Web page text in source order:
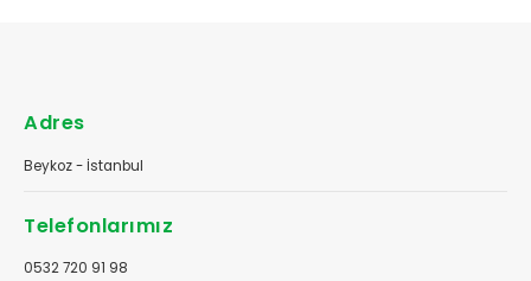
Adres
Beykoz - İstanbul
Telefonlarımız
0532 720 91 98